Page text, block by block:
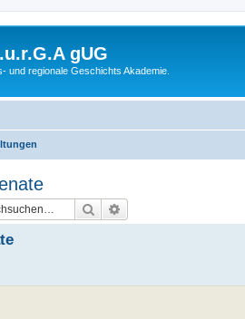
gUG
und regionale Geschichts Akademie.
Suche